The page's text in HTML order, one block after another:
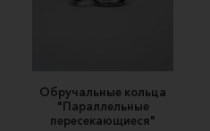
Обручальные кольца
"Параллельные
пересекающиеся"